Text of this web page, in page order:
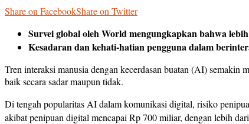
Share on FacebookShare on Twitter
Survei global oleh World mengungkapkan bahwa
Kesadaran dan kehati-hatian pengguna dalam
Tren interaksi manusia dengan kecerdasan buatan (AI)
baik secara sadar maupun tidak.
Di tengah popularitas AI dalam komunikasi digital, risiko
akibat penipuan digital mencapai Rp 700 miliar, dengan lebih